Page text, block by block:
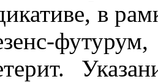
в